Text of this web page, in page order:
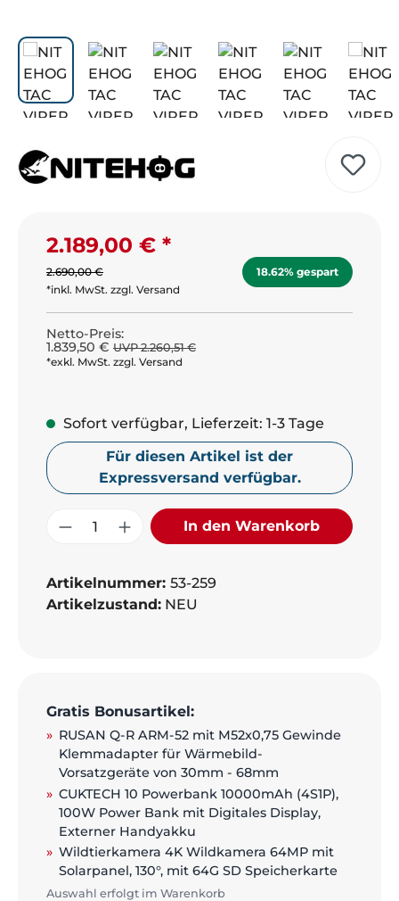
Verkaufspreis:
2.189,00 €
2.690,00 €
18.62% gespart
*inkl. MwSt. zzgl. Versand
Netto-Preis:
1.839,50 € UVP 2.260,51 €
*exkl. MwSt. zzgl. Versand
Sofort verfügbar, Lieferzeit: 1-3 Tage
Für diesen Artikel ist der
Expressversand verfügbar.
Produkt Anzahl: Gib den
In den Warenkorb
Artikelnummer: 53-259
Artikelzustand: NEU
Gratis Bonusartikel:
RUSAN Q-R ARM-52 mit M52x0,75 Gewinde
Klemmadapter für Wärmebild-
Vorsatzgeräte von 30mm - 68mm
CUKTECH 10 Powerbank 10000mAh (4S1P),
100W Power Bank mit Digitales Display,
Externer Handyakku
Wildtierkamera 4K Wildkamera 64MP mit
Solarpanel, 130°, mit 64G SD Speicherkarte
Auswahl erfolgt im Warenkorb